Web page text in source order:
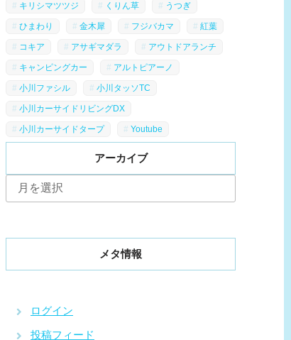
キリシマツツジ くりん草 うつぎ
ひまわり 金木犀 フジバカマ 紅葉
コキア アサギマダラ アウトドアランチ
キャンピングカー アルトピアーノ
小川ファシル 小川タッソTC
小川カーサイドリビングDX
小川カーサイドタープ Youtube
アーカイブ
ー
メタ情報
ログイン
投稿フィード